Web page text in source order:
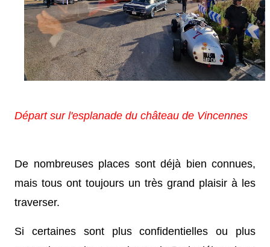
Départ sur l'esplanade du château de Vincennes
De nombreuses places sont déjà bien connues,
mais tous ont toujours un très grand plaisir à les
traverser.
Si certaines sont plus confidentielles ou plus